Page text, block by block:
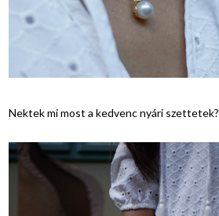
Nektek mi most a kedvenc nyári szettetek?